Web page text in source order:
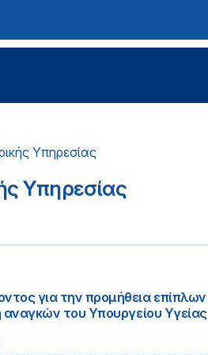
Υπηρεσίας
Υπηρεσίας
για την προμήθεια επίπλων
του Υπουργείου Υγείας